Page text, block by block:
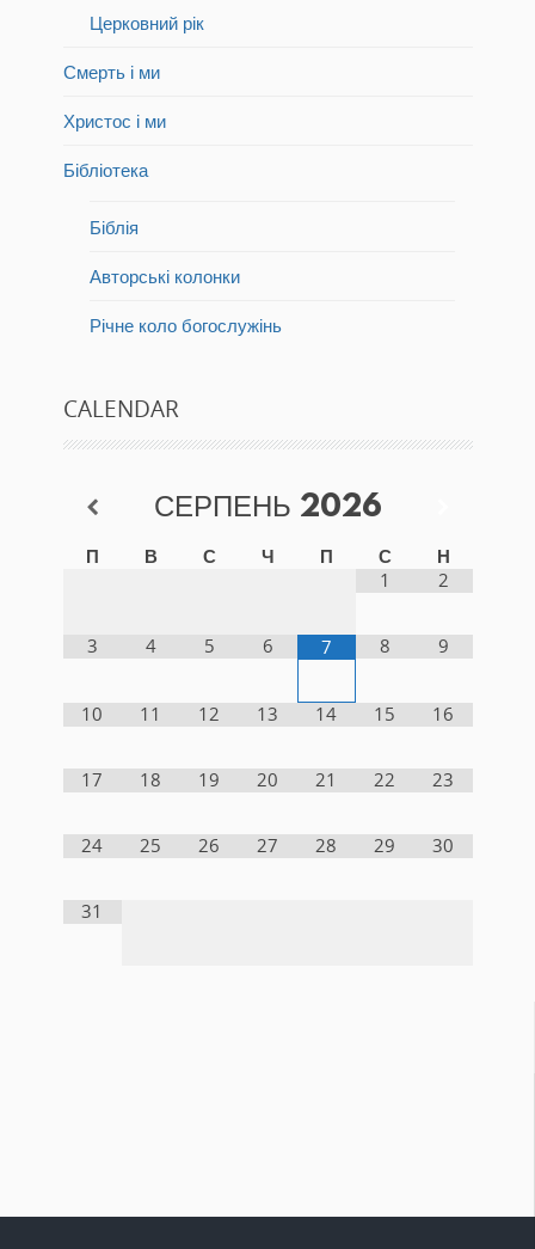
Церковний рік
Смерть і ми
Христос і ми
Бібліотека
Біблія
Авторські колонки
Річне коло богослужінь
CALENDAR
СЕРПЕНЬ 2026
П В С Ч П С
Н
1
2
3 4 5 6 7 8 9
10 11 12 13 14 15 16
17 18 19 20 21 22 23
24 25 26 27 28 29 30
31